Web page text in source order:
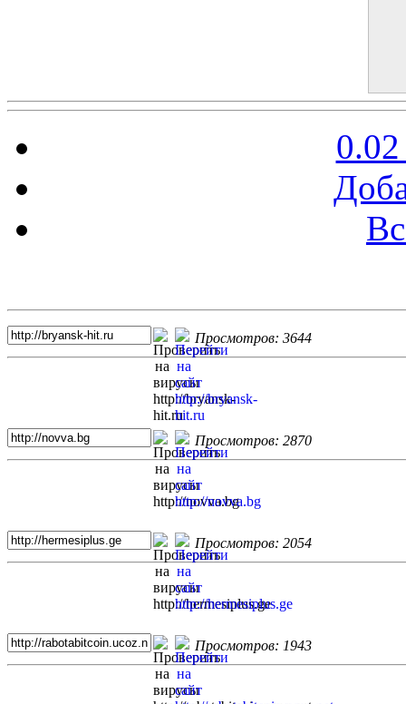
Просмотров: 3644
Просмотров: 2870
Просмотров: 2054
Просмотров: 1943